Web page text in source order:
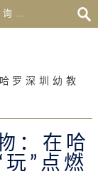
罗深圳幼教
：在哈
”点燃